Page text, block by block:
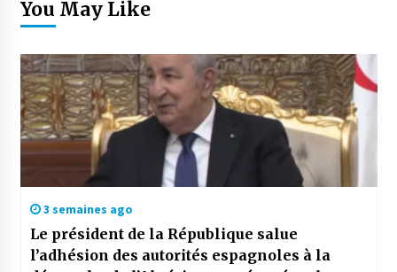
You May Like
3 semaines ago
Le président de la République salue
l’adhésion des autorités espagnoles à la